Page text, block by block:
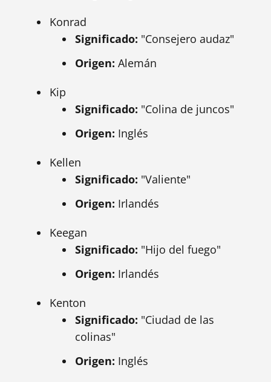
Konrad
Significado: "Consejero audaz"
Origen: Alemán
Kip
Significado: "Colina de juncos"
Origen: Inglés
Kellen
Significado: "Valiente"
Origen: Irlandés
Keegan
Significado: "Hijo del fuego"
Origen: Irlandés
Kenton
Significado: "Ciudad de las
colinas"
Origen: Inglés